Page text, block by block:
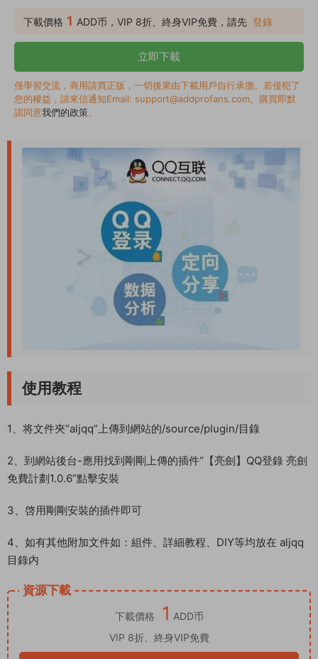
下載價格 1 ADD币，VIP 8折、終身VIP免費，請先 登錄
立即下載
僅學習交流，商用請買正版，一切後果由下載用戶自行承擔。若侵犯了
您的權益，請來信通知Email: support@addprofans.com。購買即默
認同意我們的政策。
使用教程
1、将文件夾“aljqq”上傳到網站的/source/plugin/目錄
2、到網站後台-應用找到剛剛上傳的插件“【亮劍】QQ登錄 亮劍
免費計劃1.0.6”點擊安裝
3、啓用剛剛安裝的插件即可
4、如有其他附加文件如：組件、詳細教程、DIY等均放在 aljqq
目錄内
資源下載
下載價格 1 ADD币
VIP 8折、終身VIP免費